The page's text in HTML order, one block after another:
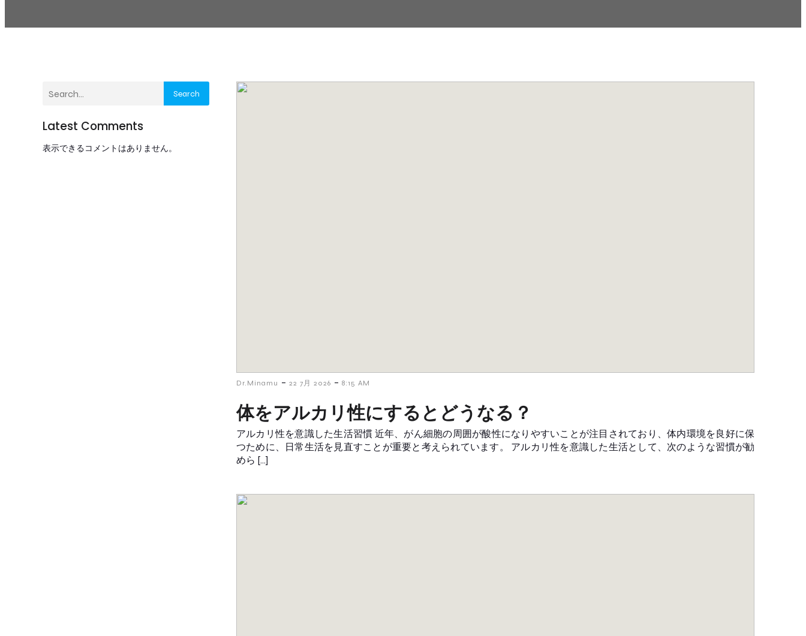
Search
Latest Comments
表示できるコメントはありません。
Dr.Minamu - 22 7月 2026 - 8:15 AM
体をアルカリ性にするとどうなる？
アルカリ性を意識した生活習慣 近年、がん細胞の周囲が酸性になりやすいことが注目されており、体内環境を良好に保
つために、日常生活を見直すことが重要と考えられています。 アルカリ性を意識した生活として、次のような習慣が勧
めら […]